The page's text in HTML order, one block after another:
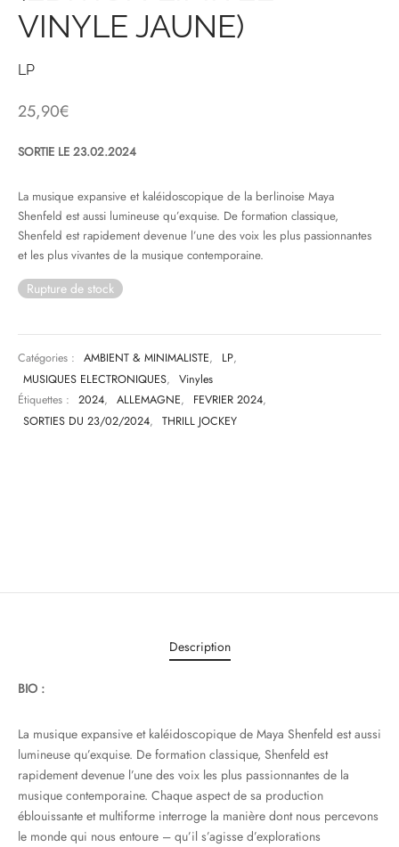
VINYLE JAUNE)
LP
25,90€
SORTIE LE 23.02.2024
La musique expansive et kaléidoscopique de la berlinoise Maya
Shenfeld est aussi lumineuse qu’exquise. De formation classique,
Shenfeld est rapidement devenue l’une des voix les plus passionnantes
et les plus vivantes de la musique contemporaine.
Rupture de stock
Catégories : AMBIENT & MINIMALISTE, LP,
MUSIQUES ELECTRONIQUES,
Vinyles
Étiquettes :
2024, ALLEMAGNE, FEVRIER 2024,
SORTIES DU 23/02/2024, THRILL JOCKEY
Description
BIO :
La musique expansive et kaléidoscopique de Maya Shenfeld est aussi
lumineuse qu’exquise. De formation classique, Shenfeld est
rapidement devenue l’une des voix les plus passionnantes de la
musique contemporaine. Chaque aspect de sa production
éblouissante et multiforme interroge la manière dont nous percevons
le monde qui nous entoure – qu’il s’agisse d’explorations
HIP-HOP
MUSIQUES IMPROVISEES
DU MONDE
CLASSIQUE
DAY 2025